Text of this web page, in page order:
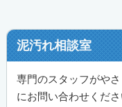
泥汚れ相談室
専門のスタッフがや
にお問い合わせくださ